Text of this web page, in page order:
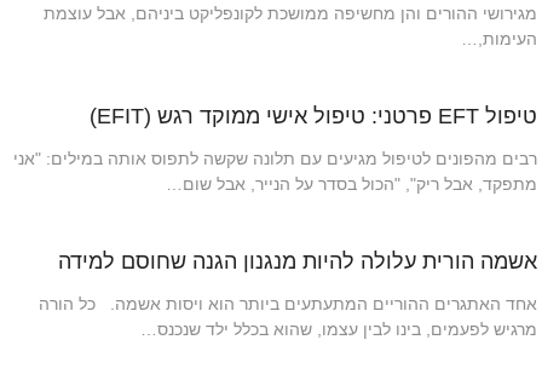
מגירושי ההורים והן מחשיפה ממושכת לקונפליקט ביניהם, אבל עוצמת
העימות,…
טיפול EFT פרטני: טיפול אישי ממוקד רגש (EFIT)
רבים מהפונים לטיפול מגיעים עם תלונה שקשה לתפוס אותה במילים: "אני
מתפקד, אבל ריק", "הכול בסדר על הנייר, אבל שום…
אשמה הורית עלולה להיות מנגנון הגנה שחוסם למידה
אחד האתגרים ההוריים המתעתעים ביותר הוא ויסות אשמה. כל הורה
מרגיש לפעמים, בינו לבין עצמו, שהוא בכלל ילד שנכנס…